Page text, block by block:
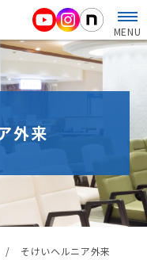
MENU
外来
/ そけいヘルニア外来